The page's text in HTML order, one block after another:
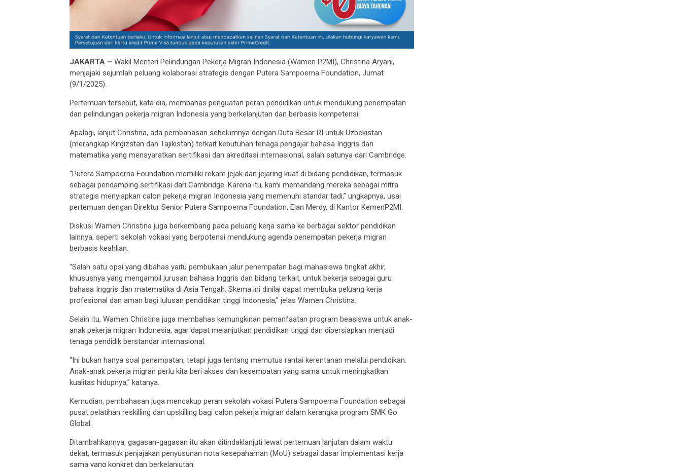
JAKARTA – Wakil Menteri Pelindungan Pekerja Migran Indonesia (Wamen P2MI), Christina Aryani,
menjajaki sejumlah peluang kolaborasi strategis dengan Putera Sampoerna Foundation, Jumat
(9/1/2025).
Pertemuan tersebut, kata dia, membahas penguatan peran pendidikan untuk mendukung penempatan
dan pelindungan pekerja migran Indonesia yang berkelanjutan dan berbasis kompetensi.
Apalagi, lanjut Christina, ada pembahasan sebelumnya dengan Duta Besar RI untuk Uzbekistan
(merangkap Kirgizstan dan Tajikistan) terkait kebutuhan tenaga pengajar bahasa Inggris dan
matematika yang mensyaratkan sertifikasi dan akreditasi internasional, salah satunya dari Cambridge.
“Putera Sampoerna Foundation memiliki rekam jejak dan jejaring kuat di bidang pendidikan, termasuk
sebagai pendamping sertifikasi dari Cambridge. Karena itu, kami memandang mereka sebagai mitra
strategis menyiapkan calon pekerja migran Indonesia yang memenuhi standar tadi,” ungkapnya, usai
pertemuan dengan Direktur Senior Putera Sampoerna Foundation, Elan Merdy, di Kantor KemenP2MI.
Diskusi Wamen Christina juga berkembang pada peluang kerja sama ke berbagai sektor pendidikan
lainnya, seperti sekolah vokasi yang berpotensi mendukung agenda penempatan pekerja migran
berbasis keahlian.
“Salah satu opsi yang dibahas yaitu pembukaan jalur penempatan bagi mahasiswa tingkat akhir,
khususnya yang mengambil jurusan bahasa Inggris dan bidang terkait, untuk bekerja sebagai guru
bahasa Inggris dan matematika di Asia Tengah. Skema ini dinilai dapat membuka peluang kerja
profesional dan aman bagi lulusan pendidikan tinggi Indonesia,” jelas Wamen Christina.
Selain itu, Wamen Christina juga membahas kemungkinan pemanfaatan program beasiswa untuk anak-
anak pekerja migran Indonesia, agar dapat melanjutkan pendidikan tinggi dan dipersiapkan menjadi
tenaga pendidik berstandar internasional.
“Ini bukan hanya soal penempatan, tetapi juga tentang memutus rantai kerentanan melalui pendidikan.
Anak-anak pekerja migran perlu kita beri akses dan kesempatan yang sama untuk meningkatkan
kualitas hidupnya,” katanya.
Kemudian, pembahasan juga mencakup peran sekolah vokasi Putera Sampoerna Foundation sebagai
pusat pelatihan reskilling dan upskilling bagi calon pekerja migran dalam kerangka program SMK Go
Global.
Ditambahkannya, gagasan-gagasan itu akan ditindaklanjuti lewat pertemuan lanjutan dalam waktu
dekat, termasuk penjajakan penyusunan nota kesepahaman (MoU) sebagai dasar implementasi kerja
sama yang konkret dan berkelanjutan.